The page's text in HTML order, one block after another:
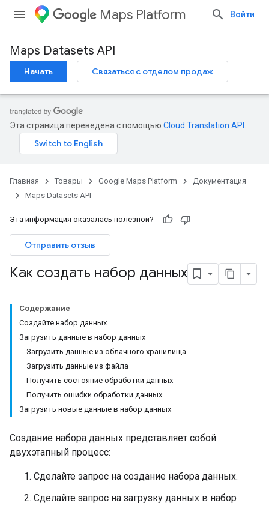
Maps Platform Войти
Maps Datasets API
Начать Связаться с отделом продаж
Эта страница переведена с помощью Cloud Translation API
Главная Товары Google Maps Platform
Документация
Maps Datasets API
Эта информация оказалась полезной?
Отправить отзыв
Как создать набор данных
Содержание
Создайте набор данных
Загрузить данные в набор данных
Загрузить данные из облачного хранилища
Загрузить данные из файла
Получить состояние обработки данных
Получить ошибки обработки данных
Загрузить новые данные в набор данных
Создание набора данных представляет собой
двухэтапный процесс:
Сделайте запрос на создание набора данных.
Сделайте запрос на загрузку данных в набор